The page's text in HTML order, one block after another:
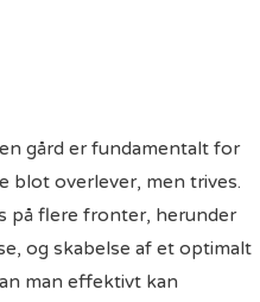
gård er fundamentalt for
blot overlever, men trives.
på flere fronter, herunder
og skabelse af et optimalt
man effektivt kan